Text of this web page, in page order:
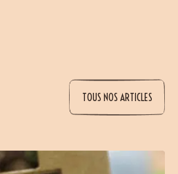
TOUS NOS ARTICLES